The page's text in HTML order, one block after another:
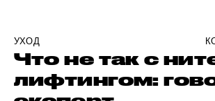
УХОД
Что не так с
лифтингом: